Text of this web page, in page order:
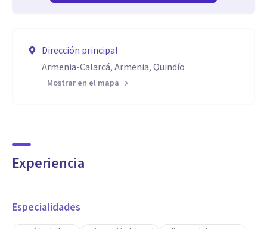
Dirección principal
Armenia-Calarcá, Armenia, Quindío
Mostrar en el mapa
Experiencia
Especialidades